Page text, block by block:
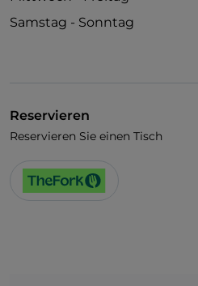
Samstag - Sonntag
Reservieren
Reservieren Sie einen Tisch